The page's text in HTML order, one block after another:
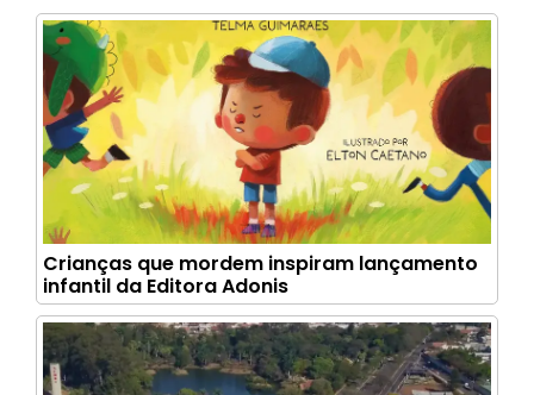
Crianças que mordem inspiram lançamento
infantil da Editora Adonis